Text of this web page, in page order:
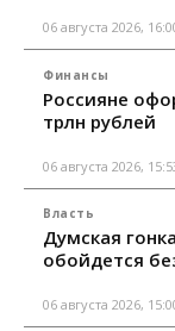
06 августа 2026,
Финансы
Россияне
трлн рублей
06 августа 2026,
Власть
Думская
обойдется
06 августа 2026,